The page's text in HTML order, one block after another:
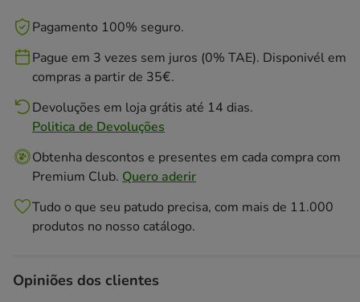
Pagamento 100% seguro.
Pague em 3 vezes sem juros (0% TAE). Disponivél em
compras a partir de 35€.
Devoluções em loja grátis até 14 dias.
Politica de Devoluções
Obtenha descontos e presentes em cada compra com
Premium Club. Quero aderir
Tudo o que seu patudo precisa, com mais de 11.000
produtos no nosso catálogo.
Opiniões dos clientes